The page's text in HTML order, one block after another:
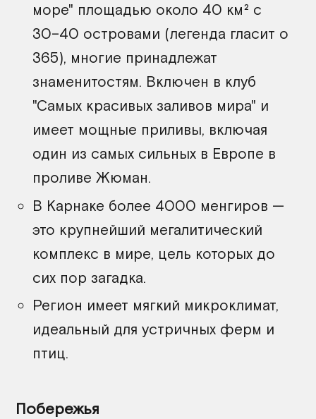
море" площадью около 40 км² с
30–40 островами (легенда гласит о
365), многие принадлежат
знаменитостям. Включен в клуб
"Самых красивых заливов мира" и
имеет мощные приливы, включая
один из самых сильных в Европе в
проливе Жюман.
В Карнаке более 4000 менгиров —
это крупнейший мегалитический
комплекс в мире, цель которых до
сих пор загадка.
Регион имеет мягкий микроклимат,
идеальный для устричных ферм и
птиц.
Побережья